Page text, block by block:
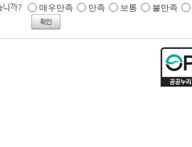
매우만족 만족 보통 불만족